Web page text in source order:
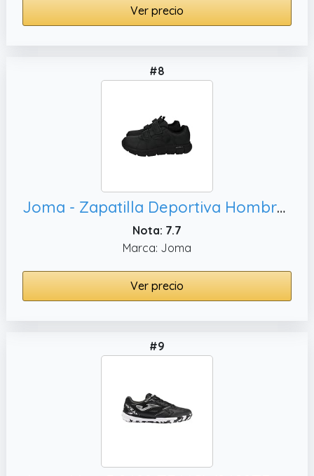
Ver precio
#8
Joma - Zapatilla Deportiva Hombre velcros para: HOMBRE color: NEGRO talla: 41
Nota: 7.7
Marca: Joma
Ver precio
#9